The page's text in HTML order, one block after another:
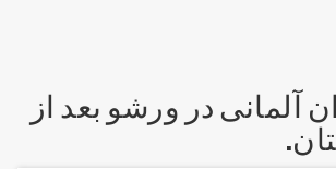
آلمانی در ورشو بعد از